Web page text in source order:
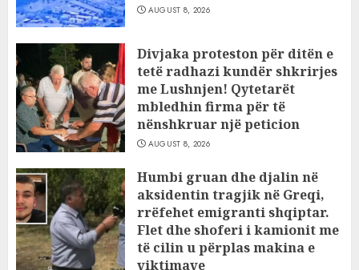
AUGUST 8, 2026
Divjaka proteston për ditën e
tetë radhazi kundër shkrirjes
me Lushnjen! Qytetarët
mbledhin firma për të
nënshkruar një peticion
AUGUST 8, 2026
Humbi gruan dhe djalin në
aksidentin tragjik në Greqi,
rrëfehet emigranti shqiptar.
Flet dhe shoferi i kamionit me
të cilin u përplas makina e
viktimave